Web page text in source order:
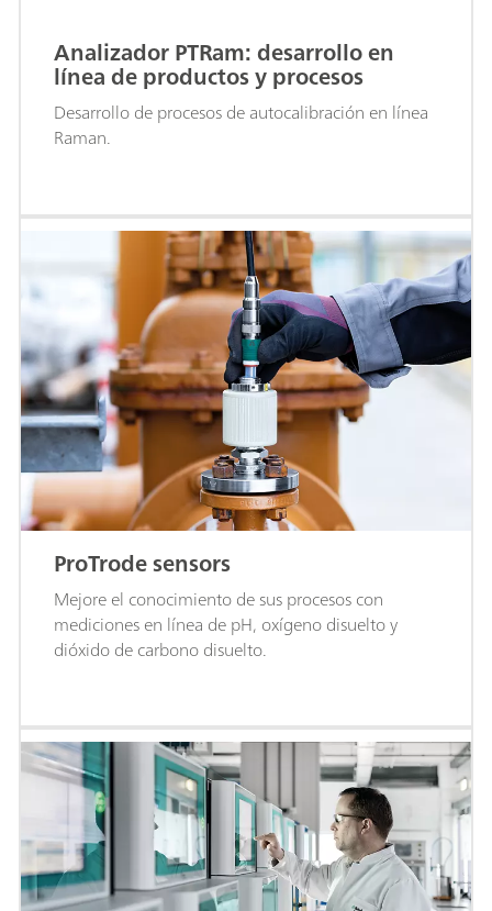
Analizador PTRam: desarrollo en
línea de productos y procesos
Desarrollo de procesos de autocalibración en línea
Raman.
ProTrode sensors
Mejore el conocimiento de sus procesos con
mediciones en línea de pH, oxígeno disuelto y
dióxido de carbono disuelto.